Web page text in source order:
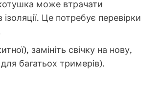
може втрачати
Це потребує перевірки
замініть свічку на нову,
багатьох тримерів).